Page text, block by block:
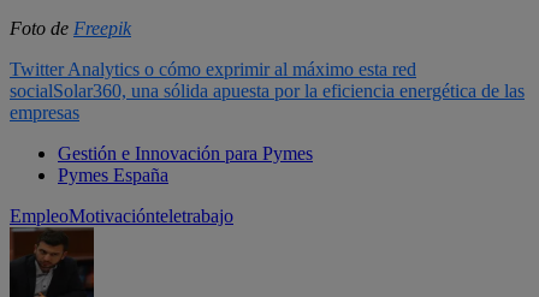
Foto de Freepik
Twitter Analytics o cómo exprimir al máximo esta red
socialSolar360, una sólida apuesta por la eficiencia energética de las
empresas
Gestión e Innovación para Pymes
Pymes España
EmpleoMotivaciónteletrabajo